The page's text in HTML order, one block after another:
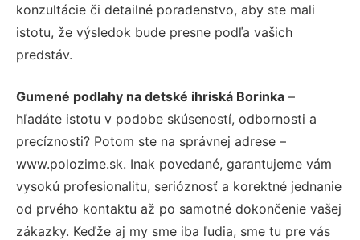
konzultácie či detailné poradenstvo, aby ste mali
istotu, že výsledok bude presne podľa vašich
predstáv.
Gumené podlahy na detské ihriská Borinka –
hľadáte istotu v podobe skúseností, odbornosti a
precíznosti? Potom ste na správnej adrese –
www.polozime.sk. Inak povedané, garantujeme vám
vysokú profesionalitu, serióznosť a korektné jednanie
od prvého kontaktu až po samotné dokončenie vašej
zákazky. Keďže aj my sme iba ľudia, sme tu pre vás